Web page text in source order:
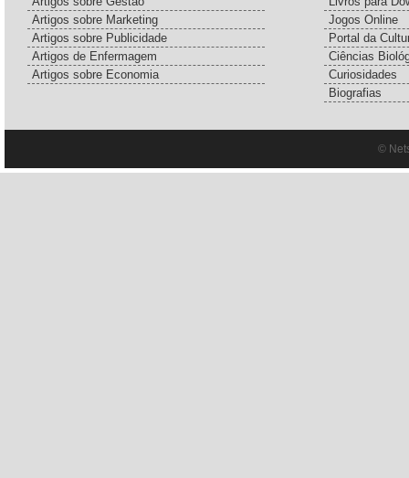
Artigos sobre Marketing
Artigos sobre Publicidade
Artigos de Enfermagem
Artigos sobre Economia
Jogos Online
Portal da
Ciências
Curiosidades
Biografias
©